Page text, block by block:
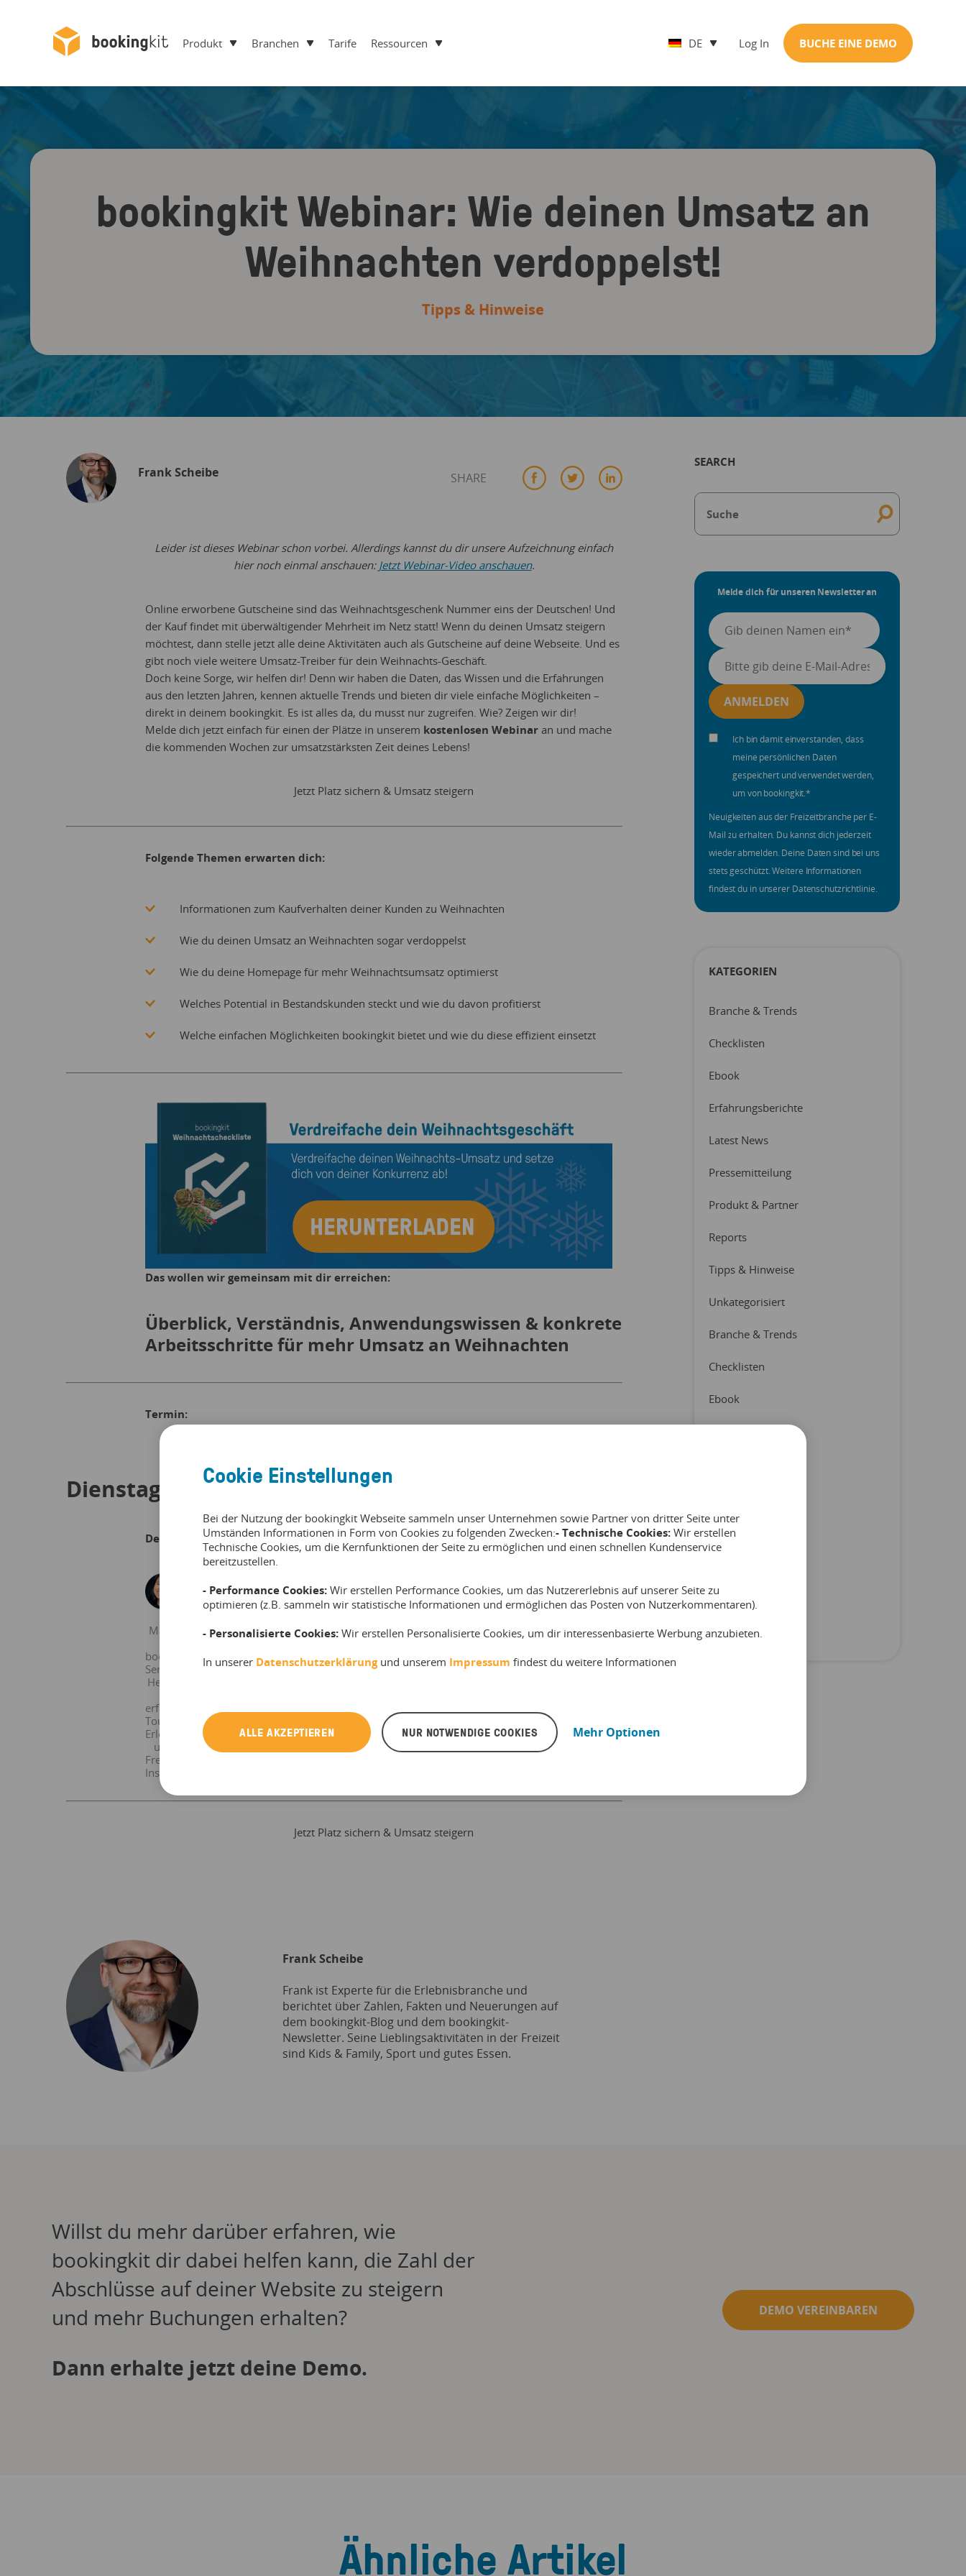
Produkt Branchen Tarife Ressourcen DE Log In BUCHE EINE DEMO
bookingkit Webinar: Wie deinen Umsatz an
Weihnachten verdoppelst!
Tipps & Hinweise
Frank Scheibe SHARE
Leider ist dieses Webinar schon vorbei. Allerdings kannst du dir unsere Aufzeichnung einfach
hier noch einmal anschauen: Jetzt Webinar-Video anschauen.
Online erworbene Gutscheine sind das Weihnachtsgeschenk Nummer eins der Deutschen! Und
der Kauf findet mit überwältigender Mehrheit im Netz statt! Wenn du deinen Umsatz steigern
möchtest, dann stelle jetzt alle deine Aktivitäten auch als Gutscheine auf deine Webseite. Und es
gibt noch viele weitere Umsatz-Treiber für dein Weihnachts-Geschäft.
Doch keine Sorge, wir helfen dir! Denn wir haben die Daten, das Wissen und die Erfahrungen
aus den letzten Jahren, kennen aktuelle Trends und bieten dir viele einfache Möglichkeiten –
direkt in deinem bookingkit. Es ist alles da, du musst nur zugreifen. Wie? Zeigen wir dir!
Melde dich jetzt einfach für einen der Plätze in unserem kostenlosen Webinar an und mache
die kommenden Wochen zur umsatzstärksten Zeit deines Lebens!
Jetzt Platz sichern & Umsatz steigern
Folgende Themen erwarten dich:
Informationen zum Kaufverhalten deiner Kunden zu Weihnachten
Wie du deinen Umsatz an Weihnachten sogar verdoppelst
Wie du deine Homepage für mehr Weihnachtsumsatz optimierst
Welches Potential in Bestandskunden steckt und wie du davon profitierst
Welche einfachen Möglichkeiten bookingkit bietet und wie du diese effizient einsetzt
Das wollen wir gemeinsam mit dir erreichen:
Überblick, Verständnis, Anwendungswissen & konkrete
Arbeitsschritte für mehr Umsatz an Weihnachten
Termin:
Dienstag, 14. November, 10 – 11 Uhr.
Dein Umsatz-Coach:
Marie
bookingkit
Service-
Heldin
erfahrene
Tourismus-,
Erlebnis-
und
Freizeit-
Insiderin
Jetzt Platz sichern & Umsatz steigern
SEARCH
Melde dich für unseren Newsletter an
Ich bin damit einverstanden, dass
meine persönlichen Daten
gespeichert und verwendet werden,
um von bookingkit.*
Neuigkeiten aus der Freizeitbranche per E-
Mail zu erhalten. Du kannst dich jederzeit
wieder abmelden. Deine Daten sind bei uns
stets geschützt. Weitere Informationen
findest du in unserer Datenschutzrichtlinie.
KATEGORIEN
Branche & Trends
Checklisten
Ebook
Erfahrungsberichte
Latest News
Pressemitteilung
Produkt & Partner
Reports
Tipps & Hinweise
Unkategorisiert
Branche & Trends
Checklisten
Ebook
Erfahrungsberichte
Produkt & Partner
Tipps & Hinweise
Frank Scheibe
Frank ist Experte für die Erlebnisbranche und
berichtet über Zahlen, Fakten und Neuerungen auf
dem bookingkit-Blog und dem bookingkit-
Newsletter. Seine Lieblingsaktivitäten in der Freizeit
sind Kids & Family, Sport und gutes Essen.
Willst du mehr darüber erfahren, wie
bookingkit dir dabei helfen kann, die Zahl der
Abschlüsse auf deiner Website zu steigern
und mehr Buchungen erhalten?
Dann erhalte jetzt deine Demo.
DEMO VEREINBAREN
Ähnliche Artikel
Cookie Einstellungen
Bei der Nutzung der bookingkit Webseite sammeln unser Unternehmen sowie Partner von dritter Seite unter
Umständen Informationen in Form von Cookies zu folgenden Zwecken:- Technische Cookies: Wir erstellen
Technische Cookies, um die Kernfunktionen der Seite zu ermöglichen und einen schnellen Kundenservice
bereitzustellen.
- Performance Cookies: Wir erstellen Performance Cookies, um das Nutzererlebnis auf unserer Seite zu
optimieren (z.B. sammeln wir statistische Informationen und ermöglichen das Posten von Nutzerkommentaren).
- Personalisierte Cookies: Wir erstellen Personalisierte Cookies, um dir interessenbasierte Werbung anzubieten.
In unserer Datenschutzerklärungund unserem Impressum findest du weitere Informationen
ALLE AKZEPTIEREN NUR NOTWENDIGE COOKIES Mehr Optionen